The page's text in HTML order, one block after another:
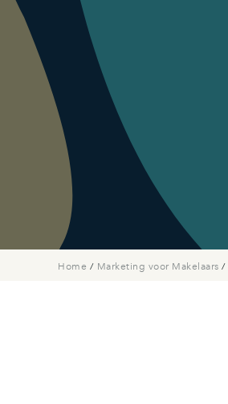
Home / Marketing voor Makelaars /